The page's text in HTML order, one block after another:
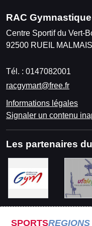
RAC Gymnastique
Centre Sportif du Vert-
92500 RUEIL
Tél. : 0147082001
racgymart@free.fr
Informations légales
Signaler un contenu
Les partenaires
SPORTSREGIONS